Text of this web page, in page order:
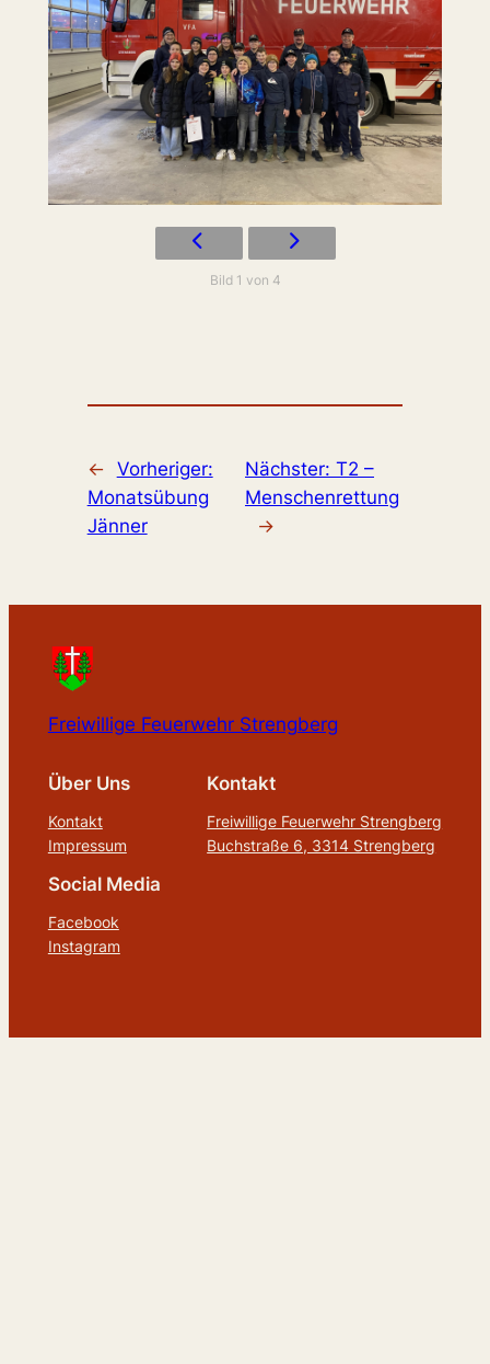
Bild 1 von 4
← Vorheriger:
Monatsübung
Jänner
Nächster: T2 –
Menschenrettung
→
Freiwillige Feuerwehr Strengberg
Über Uns
Kontakt
Impressum
Kontakt
Freiwillige Feuerwehr Strengberg
Buchstraße 6, 3314 Strengberg
Social Media
Facebook
Instagram